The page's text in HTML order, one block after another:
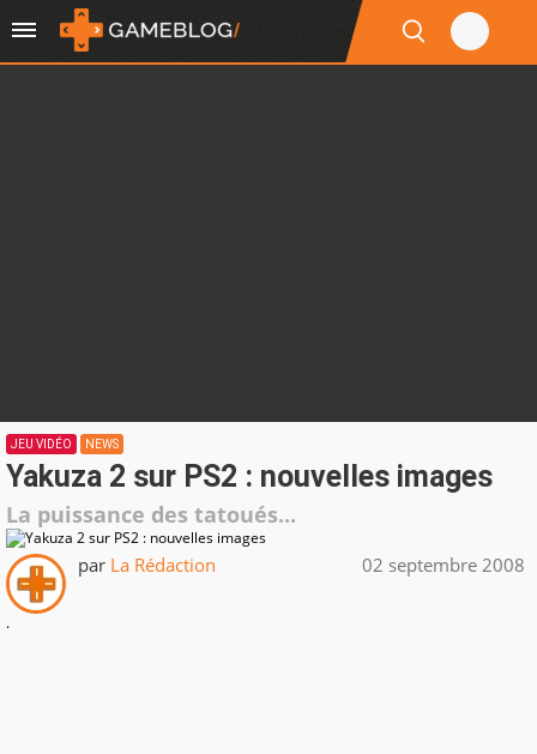
JEU VIDÉO NEWS
Yakuza 2 sur PS2 : nouvelles images
La puissance des tatoués...
par La Rédaction 02 septembre 2008
.